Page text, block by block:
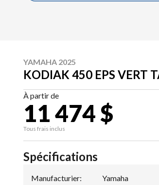
YAMAHA 2025
KODIAK 450 EPS VERT
À partir de
11 474 $
Tous frais inclus
Spécifications
Manufacturier: Yamaha